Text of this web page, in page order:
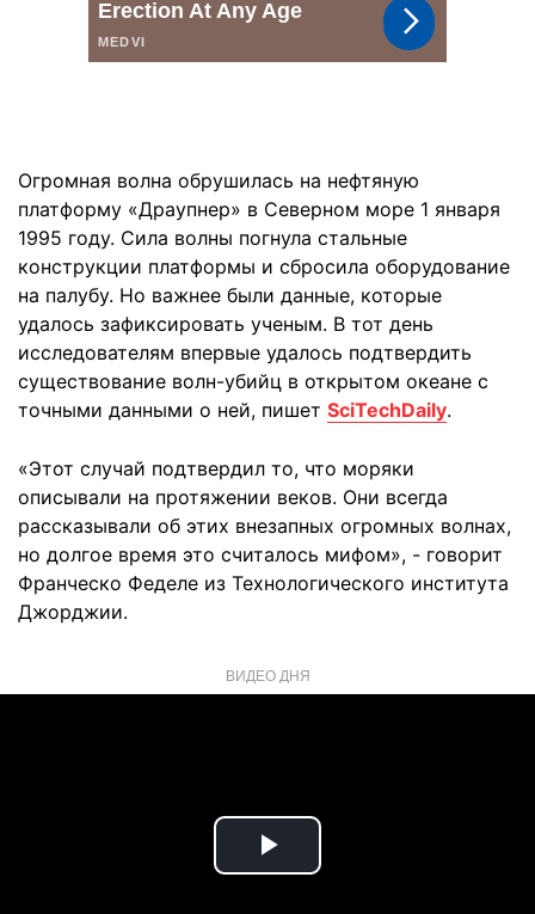
Огромная волна обрушилась на нефтяную
платформу «Драупнер» в Северном море 1 января
1995 году. Сила волны погнула стальные
конструкции платформы и сбросила оборудование
на палубу. Но важнее были данные, которые
удалось зафиксировать ученым. В тот день
исследователям впервые удалось подтвердить
существование волн-убийц в открытом океане с
точными данными о ней, пишет SciTechDaily.
«Этот случай подтвердил то, что моряки
описывали на протяжении веков. Они всегда
рассказывали об этих внезапных огромных волнах,
но долгое время это считалось мифом», - говорит
Франческо Феделе из Технологического института
Джорджии.
ВИДЕО ДНЯ
Play